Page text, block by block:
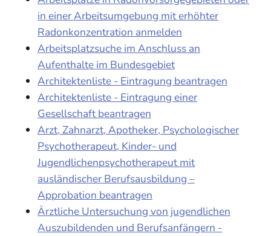
in einer Arbeitsumgebung mit erhöhter
Radonkonzentration anmelden
Arbeitsplatzsuche im Anschluss an
Aufenthalte im Bundesgebiet
Architektenliste - Eintragung beantragen
Architektenliste - Eintragung einer
Gesellschaft beantragen
Arzt, Zahnarzt, Apotheker, Psychologischer
Psychotherapeut, Kinder- und
Jugendlichenpsychotherapeut mit
ausländischer Berufsausbildung –
Approbation beantragen
Ärztliche Untersuchung von jugendlichen
Auszubildenden und Berufsanfängern -